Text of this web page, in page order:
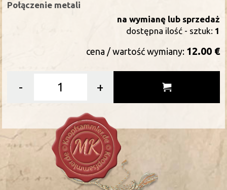
Połączenie metali
na wymianę lub sprzedaż
dostępna ilość - sztuk: 1
cena / wartość wymiany: 12.00 €
- +